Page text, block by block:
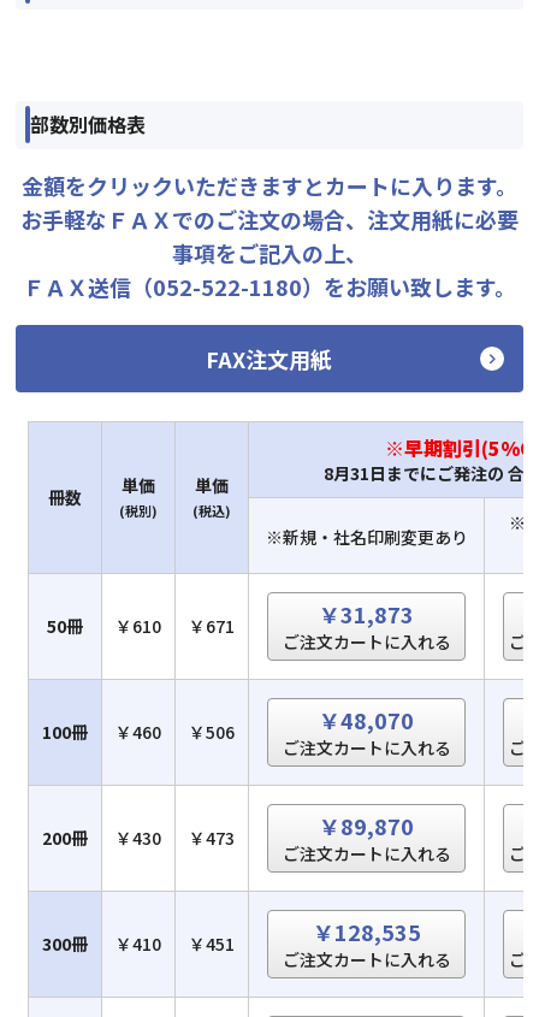
部数別価格表
金額をクリックいただきますとカートに入ります。
お手軽なＦＡＸでのご注文の場合、注文用紙に必要
事項をご記入の上、
ＦＡＸ送信（052-522-1180）をお願い致します。
FAX注文用紙
冊数 単価
(税別)
単価
(税込)
※早期割引
8月31日までにご発注の 合
※新規・社名印刷変更あり
※
50冊 ￥610 ￥671 ￥31,873
ご注文カートに入れる ご
100冊 ￥460 ￥506 ￥48,070
ご注文カートに入れる ご
200冊 ￥430 ￥473 ￥89,870
ご注文カートに入れる ご
300冊 ￥410 ￥451 ￥128,535
ご注文カートに入れる ご